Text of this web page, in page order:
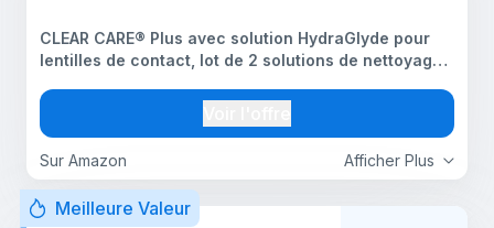
Afficher Plus
Sur Amazon
CLEAR CARE® Plus avec solution HydraGlyde pour
lentilles de contact, lot de 2 solutions de nettoyage
360 ml
Meilleure Valeur